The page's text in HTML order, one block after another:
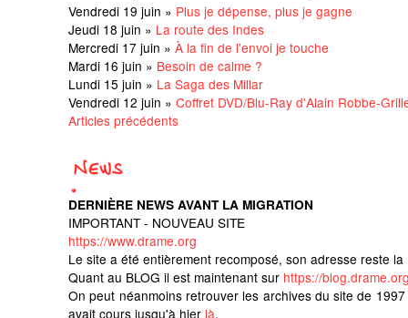
Vendredi 19 juin » Plus je dépense, plus je gagne
Jeudi 18 juin » La route des Indes
Mercredi 17 juin » À la fin de l'envoi je touche
Mardi 16 juin » Besoin de calme ?
Lundi 15 juin » La Saga des Millar
Vendredi 12 juin » Coffret DVD/Blu-Ray d'Alain Robbe-
Articles précédents
DERNIÈRE NEWS AVANT LA MIGRATION
IMPORTANT - NOUVEAU SITE
https://www.drame.org
Le site a été entièrement recomposé, son adresse reste la
Quant au BLOG il est maintenant sur https://
On peut néanmoins retrouver les archives du site de
avait cours jusqu'à hier là.